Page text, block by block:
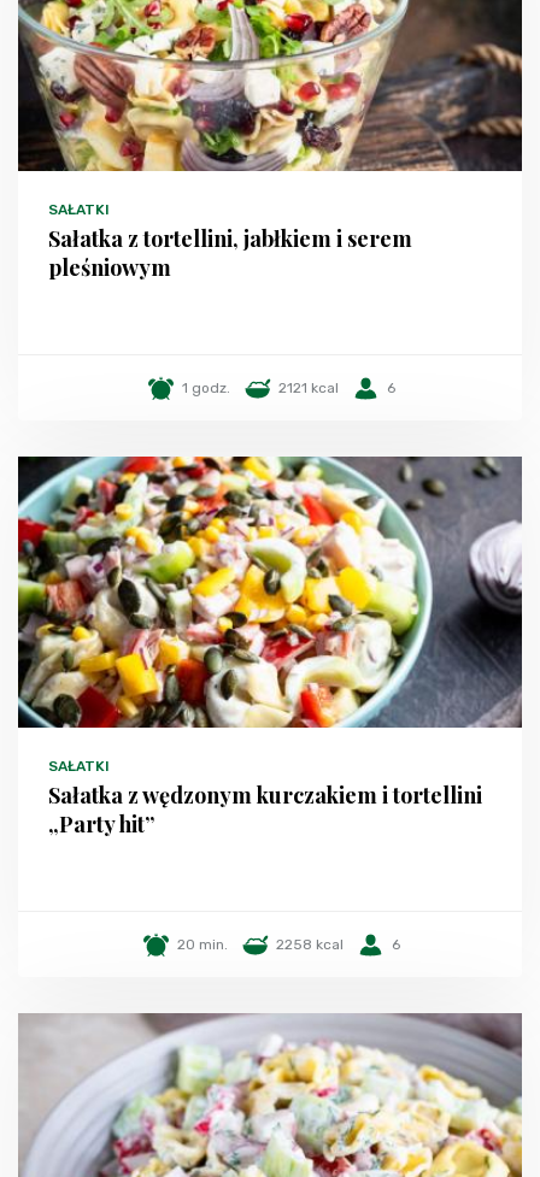
SAŁATKI
Sałatka z tortellini, jabłkiem i serem
pleśniowym
1 godz. 2121 kcal 6
SAŁATKI
Sałatka z wędzonym kurczakiem i tortellini
„Party hit”
20 min. 2258 kcal 6